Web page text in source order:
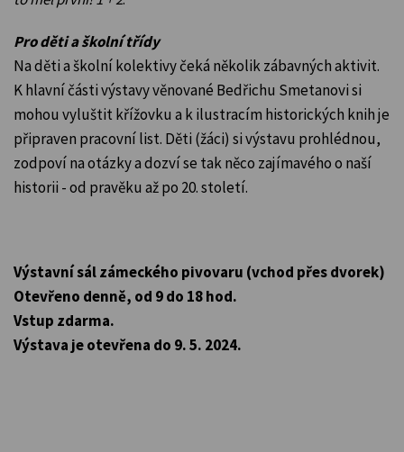
Pro děti a školní třídy
Na děti a školní kolektivy čeká několik zábavných aktivit.
K hlavní části výstavy věnované Bedřichu Smetanovi si
mohou vyluštit křížovku a k ilustracím historických knih je
připraven pracovní list. Děti (žáci) si výstavu prohlédnou,
zodpoví na otázky a dozví se tak něco zajímavého o naší
historii - od pravěku až po 20. století.
Výstavní sál zámeckého pivovaru (vchod přes dvorek)
Otevřeno denně, od 9 do 18 hod.
Vstup zdarma.
Výstava je otevřena do 9. 5. 2024.